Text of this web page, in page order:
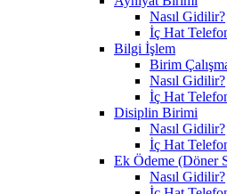
Nasıl Gidilir?
İç Hat
Bilgi İşlem
Birim
Nasıl Gidilir?
İç Hat
Disiplin Birimi
Nasıl Gidilir?
İç Hat
Ek Ödeme (Döner
Nasıl Gidilir?